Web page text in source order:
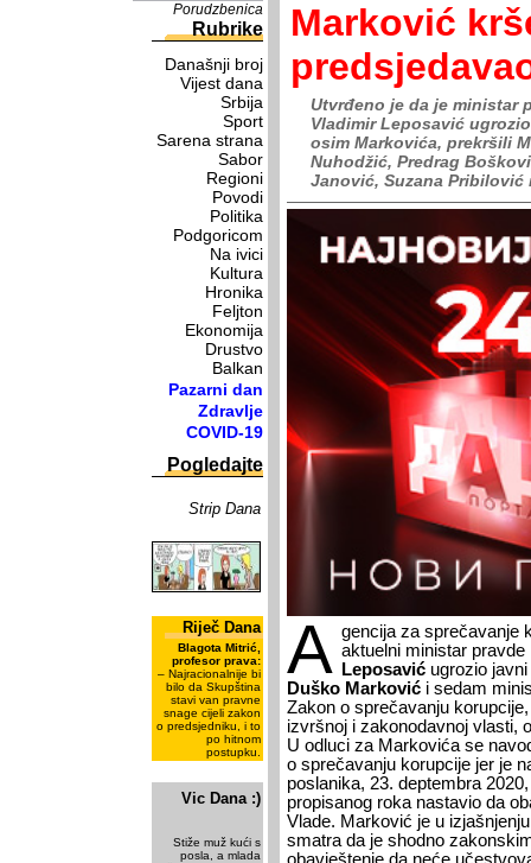
Porudzbenica
Rubrike
Današnji broj
Vijest dana
Srbija
Sport
Sarena strana
Sabor
Regioni
Povodi
Politika
Podgoricom
Na ivici
Kultura
Hronika
Feljton
Ekonomija
Drustvo
Balkan
Pazarni dan
Zdravlje
COVID-19
Pogledajte
Strip Dana
Riječ Dana
Blagota Mitrić,
profesor prava:
– Najracionalnije bi
bilo da Skupština
stavi van pravne
snage cijeli zakon
o predsjedniku, i to
po hitnom
postupku.
Vic Dana :)
Stiže muž kući s
posla, a mlada
Marković
Utvrđeno je da je ministar
Vladimir Leposavić
osim Markovića, prekršili
Nuhodžić, Predrag
Janović, Suzana Pribilović
A gencija za sprečavanje
aktuelni ministar
Leposavić ugrozio
Duško Marković i sedam
Zakon o sprečavanju
izvršnoj i zakonodavnoj vlasti,
U odluci za Markovića se
o sprečavanju korupcije jer je
poslanika, 23. deptembra
propisanog roka nastavio da
Vlade. Marković je u
smatra da je shodno